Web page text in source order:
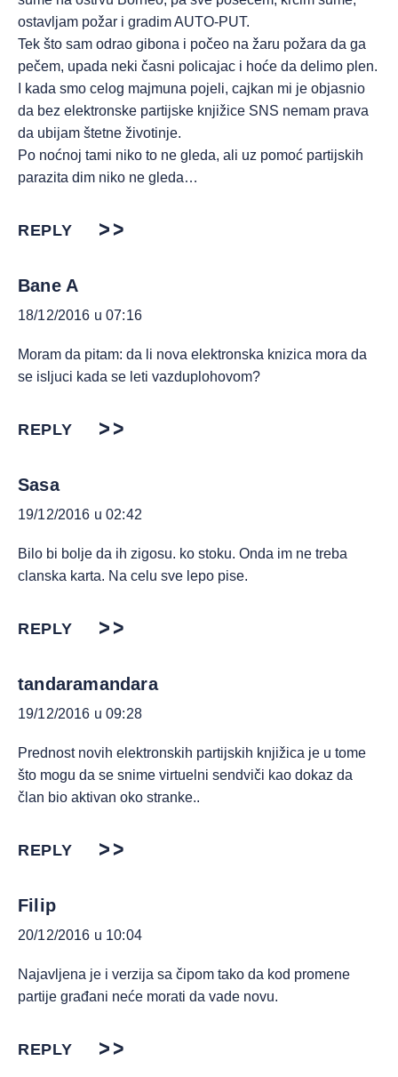
ostavljam požar i gradim AUTO-PUT.
Tek što sam odrao gibona i počeo na žaru požara da ga
pečem, upada neki časni policajac i hoće da delimo plen.
I kada smo celog majmuna pojeli, cajkan mi je objasnio
da bez elektronske partijske knjižice SNS nemam prava
da ubijam štetne životinje.
Po noćnoj tami niko to ne gleda, ali uz pomoć partijskih
parazita dim niko ne gleda…
REPLY
Bane A
18/12/2016 u 07:16
Moram da pitam: da li nova elektronska knizica mora da
se isljuci kada se leti vazduplohovom?
REPLY
Sasa
19/12/2016 u 02:42
Bilo bi bolje da ih zigosu. ko stoku. Onda im ne treba
clanska karta. Na celu sve lepo pise.
REPLY
tandaramandara
19/12/2016 u 09:28
Prednost novih elektronskih partijskih knjižica je u tome
što mogu da se snime virtuelni sendviči kao dokaz da
član bio aktivan oko stranke..
REPLY
Filip
20/12/2016 u 10:04
Najavljena je i verzija sa čipom tako da kod promene
partije građani neće morati da vade novu.
REPLY